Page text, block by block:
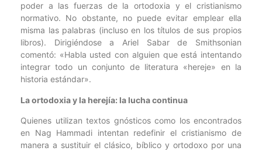
poder a las fuerzas de la ortodoxia y el cristianismo
normativo. No obstante, no puede evitar emplear ella
misma las palabras (incluso en los títulos de sus propios
libros). Dirigiéndose a Ariel Sabar de Smithsonian
comentó: «Habla usted con alguien que está intentando
integrar todo un conjunto de literatura «hereje» en la
historia estándar».
La ortodoxia y la herejía: la lucha continua
Quienes utilizan textos gnósticos como los encontrados
en Nag Hammadi intentan redefinir el cristianismo de
manera a sustituir el clásico, bíblico y ortodoxo por una